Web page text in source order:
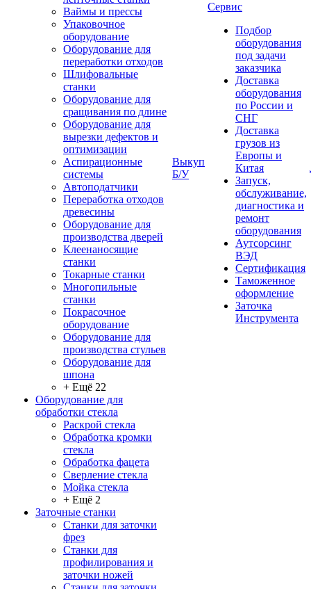
Ваймы и прессы
Упаковочное
оборудование
Оборудование для
переработки отходов
Шлифовальные
станки
Оборудование для
сращивания по длине
Оборудование для
вырезки дефектов и
оптимизации
Аспирационные
системы
Автоподатчики
Переработка отходов
древесины
Оборудование для
производства дверей
Клеенаносящие
станки
Токарные станки
Многопильные
станки
Покрасочное
оборудование
Оборудование для
производства стульев
Оборудование для
шпона
+ Ещё 22
Оборудование для
обработки стекла
Раскрой стекла
Обработка кромки
стекла
Обработка фацета
Сверление стекла
Мойка стекла
+ Ещё 2
Заточные станки
Станки для заточки
фрез
Станки для
профилирования и
заточки ножей
Выкуп
Б/У
Сервис
Подбор
оборудования
под задачи
заказчика
Доставка
оборудования
по России и
СНГ
Доставка
грузов из
Европы и
Китая
Запуск,
обслуживание,
диагностика и
ремонт
оборудования
Аутсорсинг
ВЭД
Сертификация
Таможенное
оформление
Заточка
Инструмента